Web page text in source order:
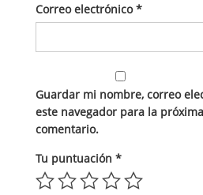
Correo electrónico*
Guardar mi nombre, correo
este navegador para la
comentario.
Tu puntuación *